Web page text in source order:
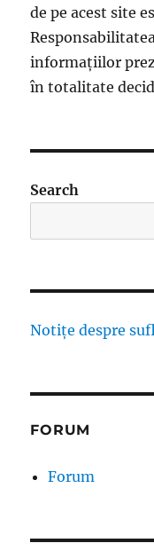
de pe acest site
informațiilor
în totalitate
Search
Notițe despre
FORUM
Forum